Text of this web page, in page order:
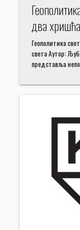
два
Геополитика
света Аутор:
представља